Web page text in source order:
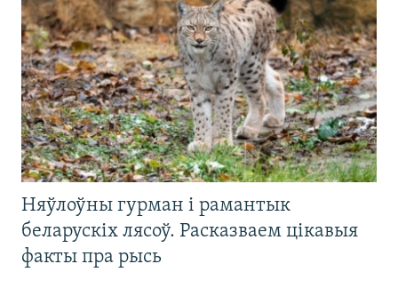
Няўлоўны гурман і рамантык
беларускіх лясоў. Расказваем цікавыя
факты пра рысь